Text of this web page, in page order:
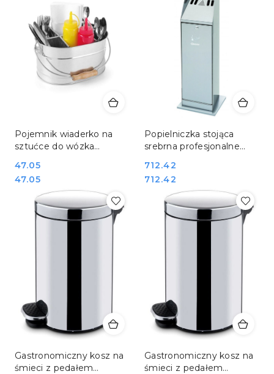
Pojemnik wiaderko na
sztućce do wózka
mm Hendi 425978
Cena:
47.05
Cena:
47.05
Popielniczka stojąca
srebrna profesjonalne
Bartscher 860002
Cena:
712.42
Cena:
712.42
Gastronomiczny kosz na
śmieci z pedałem
Gastronomiczny kosz na
śmieci z pedałem